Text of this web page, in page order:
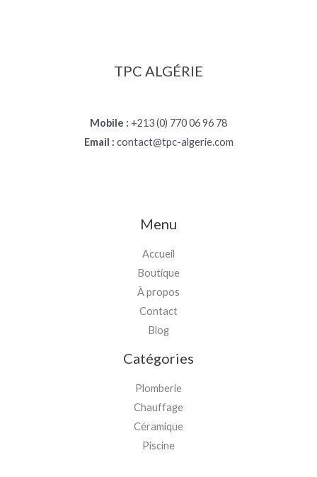
TPC ALGÉRIE
Mobile : +213 (0) 770 06 96 78
Email : contact@tpc-algerie.com
Menu
Accueil
Boutique
À propos
Contact
Blog
Catégories
Plomberie
Chauffage
Céramique
Piscine